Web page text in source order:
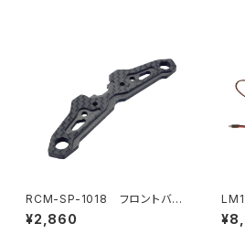
RCM-SP-1018 フロントバン
パーマウント
¥2,860
ポー